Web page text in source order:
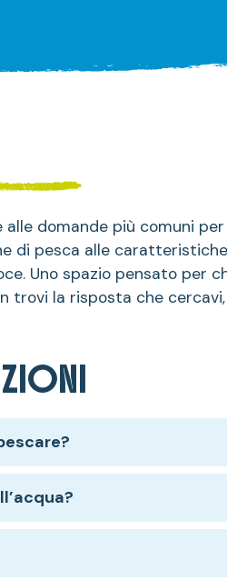
domande più comuni
di pesca alle
Uno spazio pensato
trovi la risposta che